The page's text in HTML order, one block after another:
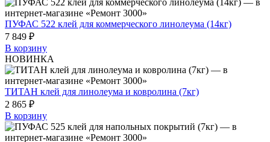
ПУФАС 522 клей для коммерческого линолеума (14кг)
7 849 ₽
В корзину
НОВИНКА
ТИТАН клей для линолеума и ковролина (7кг)
2 865 ₽
В корзину